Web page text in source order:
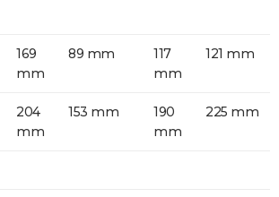
169
mm
89 mm
117
mm
121 mm
204
mm
153 mm
190
mm
225 mm